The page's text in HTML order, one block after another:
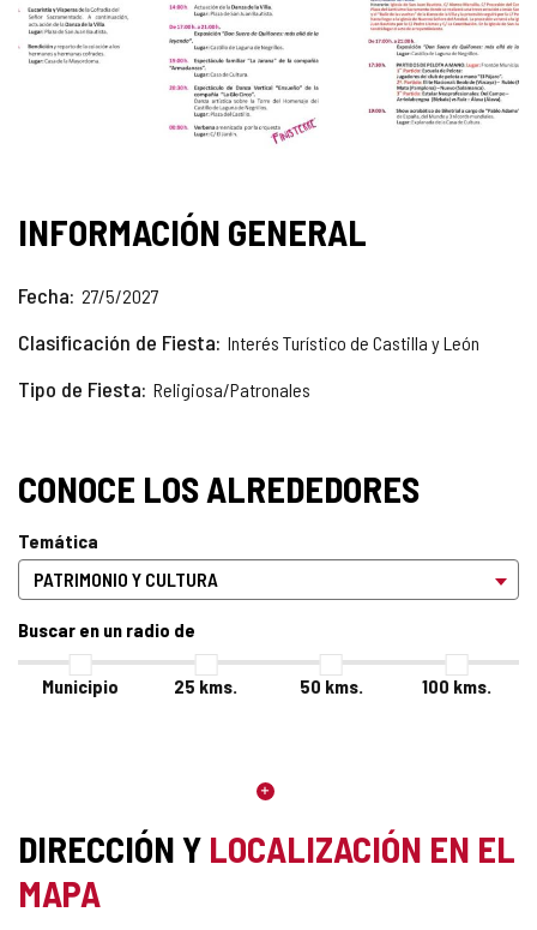
INFORMACIÓN GENERAL
Fecha 27/5/2027
Clasificación de Fiesta Interés Turístico de Castilla y León
Tipo de Fiesta Religiosa/Patronales
CONOCE LOS ALREDEDORES
Temática
Buscar en un radio de
Municipio 25 kms. 50 kms. 100 kms.
DIRECCIÓN Y LOCALIZACIÓN EN EL
MAPA